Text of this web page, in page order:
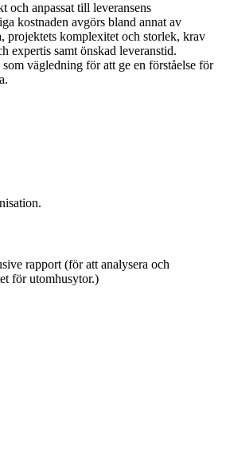
och anpassat till leveransens
kostnaden avgörs bland annat av
projektets komplexitet och storlek, krav
expertis samt önskad leveranstid.
vägledning för att ge en förståelse för
rapport (för att analysera och
för utomhusytor.)